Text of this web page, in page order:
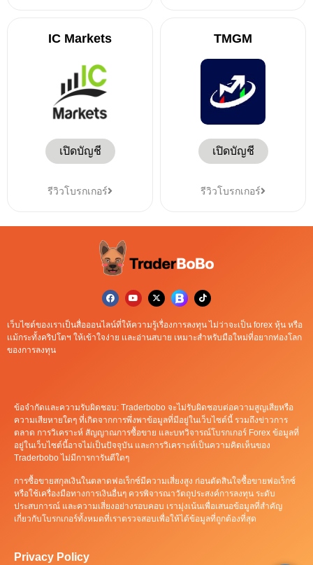
IC Markets
เปิดบัญชี
รีวิวโบรกเกอร์
TMGM
เปิดบัญชี
รีวิวโบรกเกอร์
เว็บไซต์ของเราเป็นสื่อออนไลน์ที่ให้ความรู้เรื่องการลงทุน ไม่ว่าจะเป็น forex หุ้น หรือ
เเม้กระทั้งคริปโตฯ ให้เข้าใจง่าย เเละอ่านสบาย เหมาะสำหรับมือใหม่ที่อยากท่องโลก
ของการลงทุน
ข้อจำกัดและความรับผิดชอบ: Traderbobo จะไม่รับผิดชอบต่อความสูญเสียหรือ
ความเสียหายใดๆ ที่เกิดจากการพึ่งพาข้อมูลที่มีอยู่ในเว็บไซต์นี้ รวมถึงข่าวการ
ตลาด การวิเคราะห์ สัญญาณการซื้อขาย และบทวิจารณ์โบรกเกอร์ Forex ข้อมูลที่
อยู่ในเว็บไซต์นี้อาจไม่เป็นปัจจุบัน และการวิเคราะห์เป็นความคิดเห็นของ
Traderbobo ไม่มีการการันตีใดๆ
การซื้อขายสกุลเงินในตลาดฟอเร็กซ์มีความเสี่ยงสูง ก่อนตัดสินใจซื้อขายฟอเร็กซ์
หรือใช้เครื่องมือทางการเงินอื่นๆ ควรพิจารณาวัตถุประสงค์การลงทุน ระดับ
ประสบการณ์ และความเสี่ยงอย่างรอบคอบ เรามุ่งเน้นเพื่อเสนอข้อมูลที่สำคัญ
เกี่ยวกับโบรกเกอร์ทั้งหมดที่เราตรวจสอบเพื่อให้ได้ข้อมูลที่ถูกต้องที่สุด
Privacy Policy